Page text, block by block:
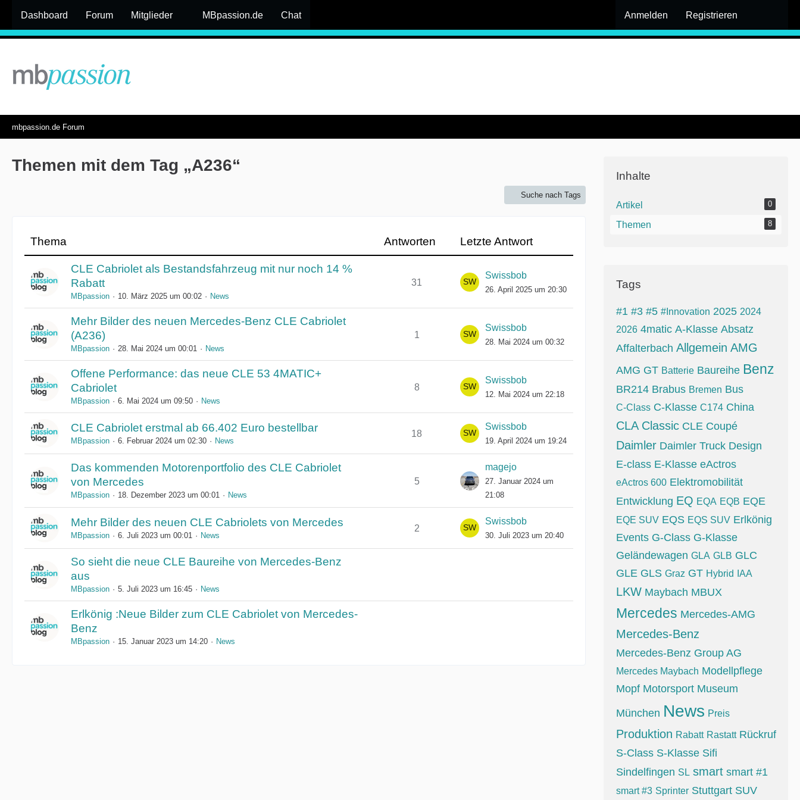
Dashboard Forum Mitglieder MBpassion.de Chat Anmelden Registrieren
mbpassion.de Forum
Themen mit dem Tag „A236“
Suche nach Tags
Thema Antworten Letzte Antwort
CLE Cabriolet als Bestandsfahrzeug mit nur noch 14 %
Rabatt
MBpassion 10. März 2025 um 00:02 News
31
Swissbob
26. April 2025 um 20:30
Mehr Bilder des neuen Mercedes-Benz CLE Cabriolet
(A236)
MBpassion 28. Mai 2024 um 00:01 News
1
Swissbob
28. Mai 2024 um 00:32
Offene Performance: das neue CLE 53 4MATIC+
Cabriolet
MBpassion 6. Mai 2024 um 09:50 News
8
Swissbob
12. Mai 2024 um 22:18
CLE Cabriolet erstmal ab 66.402 Euro bestellbar
MBpassion 6. Februar 2024 um 02:30 News
18
Swissbob
19. April 2024 um 19:24
Das kommenden Motorenportfolio des CLE Cabriolet
von Mercedes
MBpassion 18. Dezember 2023 um 00:01 News
5
magejo
27. Januar 2024 um
21:08
Mehr Bilder des neuen CLE Cabriolets von Mercedes
MBpassion 6. Juli 2023 um 00:01 News
2
Swissbob
30. Juli 2023 um 20:40
So sieht die neue CLE Baureihe von Mercedes-Benz
aus
MBpassion 5. Juli 2023 um 16:45 News
Erlkönig :Neue Bilder zum CLE Cabriolet von Mercedes-
Benz
MBpassion 15. Januar 2023 um 14:20 News
Inhalte
Artikel 0
Themen 8
Tags
#1 #3 #5 #Innovation 2025 2024
2026 4matic A-Klasse Absatz
Affalterbach Allgemein AMG
AMG GT Batterie Baureihe Benz
BR214 Brabus Bremen Bus
C-Class C-Klasse C174 China
CLA Classic CLE Coupé
Daimler Daimler Truck Design
E-class E-Klasse eActros
eActros 600 Elektromobilität
Entwicklung EQ EQA EQB EQE
EQE SUV EQS EQS SUV Erlkönig
Events G-Class G-Klasse
Geländewagen GLA GLB GLC
GLE GLS Graz GT Hybrid IAA
LKW Maybach MBUX
Mercedes Mercedes-AMG
Mercedes-Benz
Mercedes-Benz Group AG
Mercedes Maybach Modellpflege
Mopf Motorsport Museum
München News Preis
Produktion Rabatt Rastatt Rückruf
S-Class S-Klasse Sifi
Sindelfingen SL smart smart #1
smart #3 Sprinter Stuttgart SUV